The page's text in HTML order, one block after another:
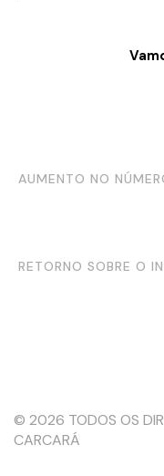
AUMENTO NO
RETORNO SOBRE O
© 2026 TODOS OS
CARCARÁ